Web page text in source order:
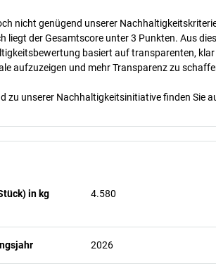
nicht genügend unserer
liegt der Gesamtscore unter 3 Punkten. Aus
basiert auf transparenten,
aufzuzeigen und mehr Transparenz zu
zu unserer Nachhaltigkeitsinitiative finden Sie
in kg
4.580
2026